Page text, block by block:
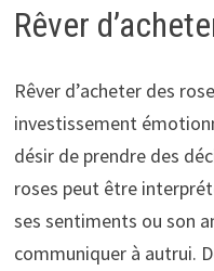
Rêver
Rêver d’acheter des
investissement
désir de prendre des
roses peut être
ses sentiments ou son
communiquer à autrui.